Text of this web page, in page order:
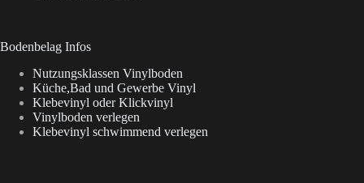
Bodenbelag Infos
Nutzungsklassen Vinylboden
Küche,Bad und Gewerbe Vinyl
Klebevinyl oder Klickvinyl
Vinylboden verlegen
Klebevinyl schwimmend verlegen